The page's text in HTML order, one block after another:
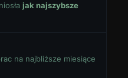
jak najszybsze
na najbliższe miesiące